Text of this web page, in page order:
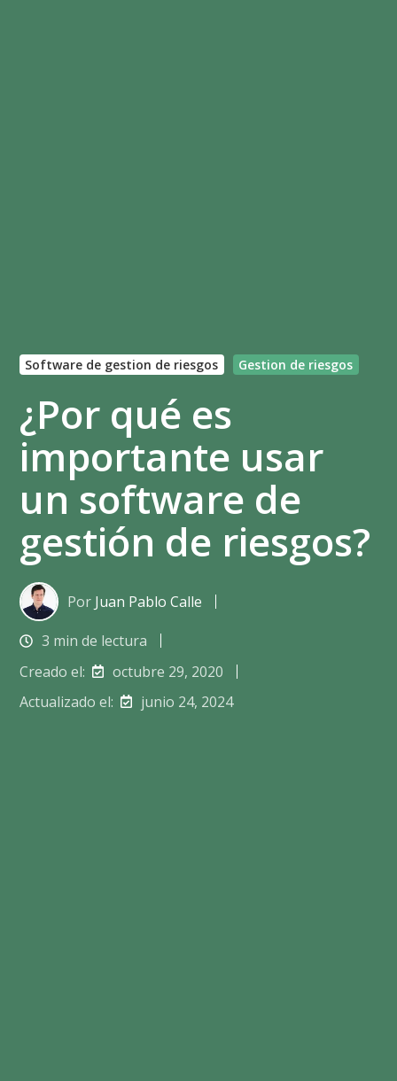
Software de gestion de riesgos Gestion de riesgos
¿Por qué es
importante usar
un software de
gestión de riesgos?
Por Juan Pablo Calle
3 min de lectura
Creado el:
octubre 29, 2020
Actualizado el:
junio 24, 2024